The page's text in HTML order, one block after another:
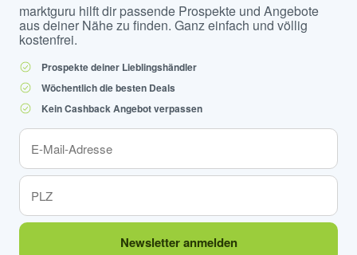
marktguru hilft dir passende Prospekte und Angebote
aus deiner Nähe zu finden. Ganz einfach und völlig
kostenfrei.
Prospekte deiner Lieblingshändler
Wöchentlich die besten Deals
Kein Cashback Angebot verpassen
Newsletter anmelden